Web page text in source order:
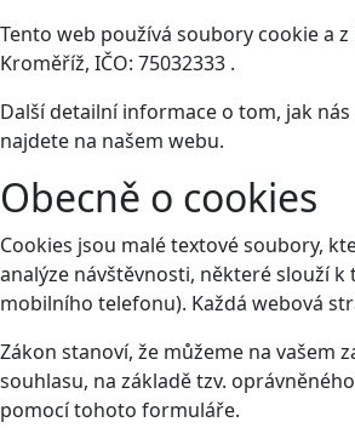
Tento web používá soubory cookie a
Kroměříž, IČO: 75032333 .
Další detailní informace o tom, jak
najdete na našem webu.
Obecně o cookies
Cookies jsou malé textové soubory,
analýze návštěvnosti, některé slouží
mobilního telefonu). Každá webová
Zákon stanoví, že můžeme na vašem
souhlasu, na základě tzv.
pomocí tohoto formuláře.